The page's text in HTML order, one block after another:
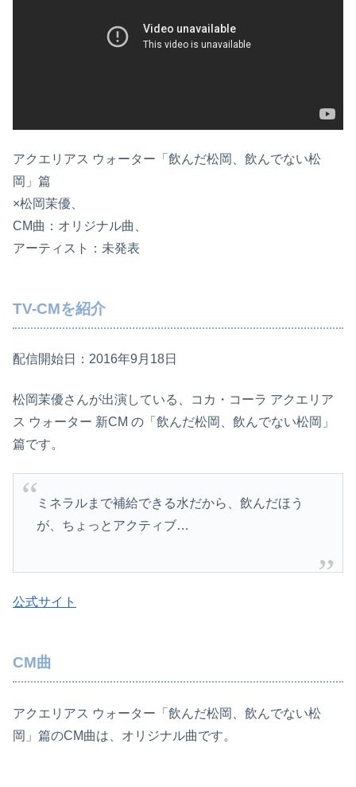
アクエリアス ウォーター「飲んだ松岡、飲んでない松
岡」篇
×松岡茉優、
CM曲：オリジナル曲、
アーティスト：未発表
TV-CMを紹介
配信開始日：2016年9月18日
松岡茉優さんが出演している、コカ・コーラ アクエリア
ス ウォーター 新CM の「飲んだ松岡、飲んでない松岡」
篇です。
ミネラルまで補給できる水だから、飲んだほう
が、ちょっとアクティブ…
公式サイト
CM曲
アクエリアス ウォーター「飲んだ松岡、飲んでない松
岡」篇のCM曲は、オリジナル曲です。